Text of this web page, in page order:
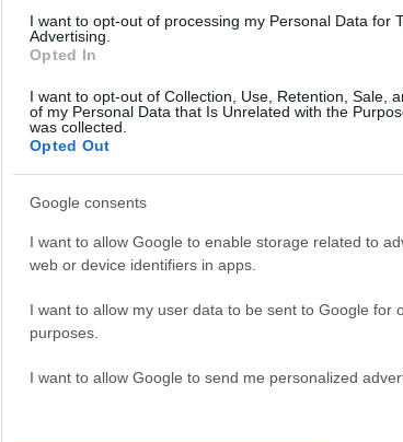
I want to opt-out of processing my Personal Data for
Advertising.
Opted In
I want to opt-out of Collection, Use, Retention, Sale,
of my Personal Data that Is Unrelated with the
was collected.
Opted Out
Google consents
I want to allow Google to enable storage related to
web or device identifiers in apps.
I want to allow my user data to be sent to Google for
purposes.
I want to allow Google to send me personalized
Σχολίασε εδώ